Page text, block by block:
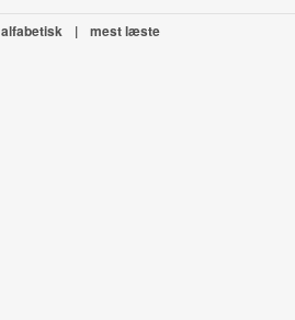
alfabetisk | mest læste